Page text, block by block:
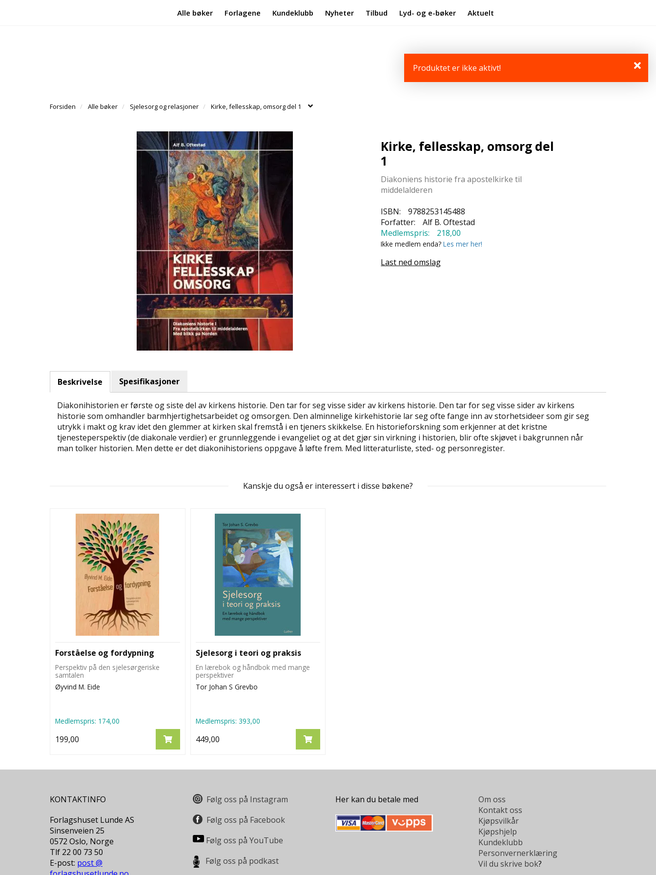
Alle bøker Forlagene Kundeklubb Nyheter Tilbud Lyd- og e-bøker Aktuelt
Produktet er ikke aktivt!
Forsiden Alle bøker Sjelesorg og relasjoner Kirke, fellesskap, omsorg del 1
Kirke, fellesskap, omsorg del
1
Diakoniens historie fra apostelkirke til
middelalderen
ISBN:
9788253145488
Forfatter:
Alf B. Oftestad
Medlemspris:
218,00
Ikke medlem enda?Les mer her!
Last ned omslag
Beskrivelse Spesifikasjoner
Diakonihistorien er første og siste del av kirkens historie. Den tar for seg visse sider av kirkens historie. Den tar for seg visse sider av kirkens
historie som omhandler barmhjertighetsarbeidet og omsorgen. Den alminnelige kirkehistorie lar seg ofte fange inn av storhetsideer som gir seg
utrykk i makt og krav idet den glemmer at kirken skal fremstå i en tjeners skikkelse. En historieforskning som erkjenner at det kristne
tjenesteperspektiv (de diakonale verdier) er grunnleggende i evangeliet og at det gjør sin virkning i historien, blir ofte skjøvet i bakgrunnen når
man tolker historien. Men dette er det diakonihistoriens oppgave å løfte frem. Med litteraturliste, sted- og personregister.
Kanskje du også er interessert i disse bøkene?
Forståelse og fordypning
Perspektiv på den sjelesørgeriske
samtalen
Øyvind M. Eide
Medlemspris: 174,00
199,00
Sjelesorg i teori og praksis
En lærebok og håndbok med mange
perspektiver
Tor Johan S Grevbo
Medlemspris: 393,00
449,00
KONTAKTINFO
Forlagshuset Lunde AS
Sinsenveien 25
0572 Oslo, Norge
Tlf 22 00 73 50
E-post: post @
Følg oss på Instagram
Følg oss på Facebook
Følg oss på YouTube
Følg oss på podkast
Her kan du betale med
Om oss
Kontakt oss
Kjøpsvilkår
Kjøpshjelp
Kundeklubb
Personvernerklæring
Vil du skrive bok?